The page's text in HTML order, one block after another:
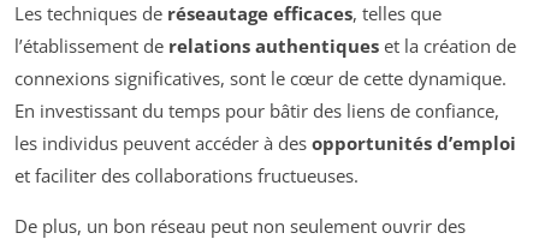
Les techniques de réseautage efficaces, telles que
l’établissement de relations authentiques et la création de
connexions significatives, sont le cœur de cette dynamique.
En investissant du temps pour bâtir des liens de confiance,
les individus peuvent accéder à des opportunités d’emploi
et faciliter des collaborations fructueuses.
De plus, un bon réseau peut non seulement ouvrir des